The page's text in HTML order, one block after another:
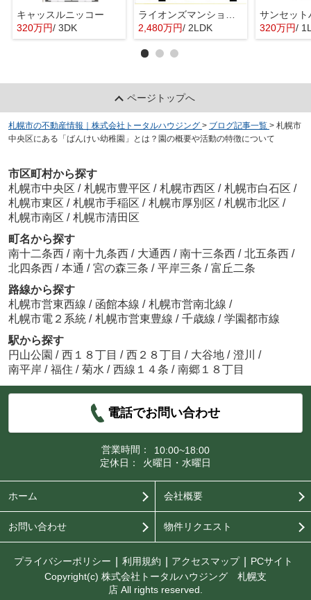
キャッスルニッコー
320万円/ 3DK
ライオンズマンション琴似第5
2,480万円/ 2LDK 320万円/
ページトップへ
札幌市の不動産情報｜株式会社トータルハウジング > ブログ記事一覧 > 札幌市
中央区にある「ばんけい幼稚園」とは？園の概要や活動の特徴について
市区町村から探す
札幌市中央区 / 札幌市豊平区 / 札幌市西区 / 札幌市白石区 /
札幌市東区 / 札幌市手稲区 / 札幌市厚別区 / 札幌市北区 /
札幌市南区 / 札幌市清田区
町名から探す
南十二条西 / 南十九条西 / 大通西 / 南十三条西 / 北五条西 /
北四条西 / 本通 / 宮の森三条 / 平岸三条 / 富丘二条
路線から探す
札幌市営東西線 / 函館本線 / 札幌市営南北線 /
札幌市電２系統 / 札幌市営東豊線 / 千歳線 / 学園都市線
駅から探す
円山公園 / 西１８丁目 / 西２８丁目 / 大谷地 / 澄川
/
南平岸 / 福住 / 菊水 / 西線１４条 / 南郷１８丁目
電話でお問い合わせ
営業時間：
10:00~18:00
定休日：
火曜日・水曜日
ホーム 会社概要
お問い合わせ 物件リクエスト
プライバシーポリシー 利用規約 アクセスマップ
PCサイト
Copyright(c) 株式会社トータルハウジング 札幌支
店 All rights reserved.